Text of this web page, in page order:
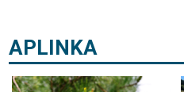
APLINKA